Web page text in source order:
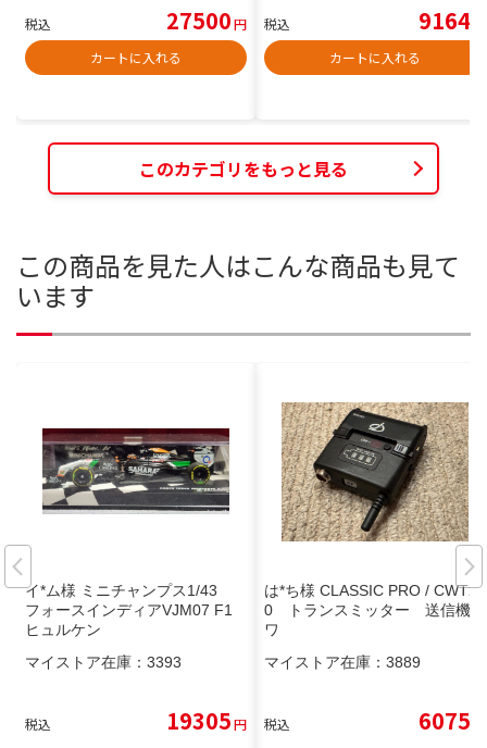
税込 27500円
カートに入れる
税込 9164
カートに入れる
このカテゴリをもっと見る
この商品を見た人はこんな商品も見て
います
イ*ム様 ミニチャンプス1/43
フォースインディアVJM07 F1
ヒュルケン
マイストア在庫： 3393
税込 19305円
は*ち様 CLASSIC PRO / CWT24
0 トランスミッター 送信機
ワ
マイストア在庫： 3889
税込 6075